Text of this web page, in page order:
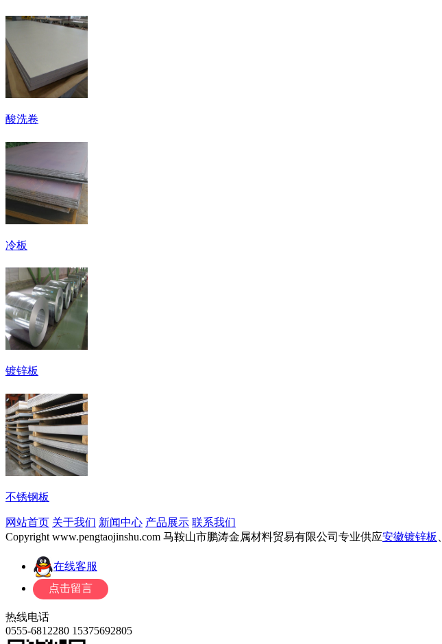
酸洗卷
冷板
镀锌板
不锈钢板
网站首页 关于我们 新闻中心 产品展示 联系我们
Copyright www.pengtaojinshu.com 马鞍山市鹏涛金属材料贸易有限公司专业供应安徽镀锌板
在线客服
热线电话
0555-6812280 15375692805